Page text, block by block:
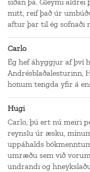
mitt, reif það úr
aftur þar til ég sofnaði
Carlo
Ég hef áhyggjur af því
Andrésblaðalesturinn,
honum tengda yfir á
Hugi
Carlo, þú ert nú meiri
reynslu úr æsku,
uppáhalds
umræðu sem við
undrandi og